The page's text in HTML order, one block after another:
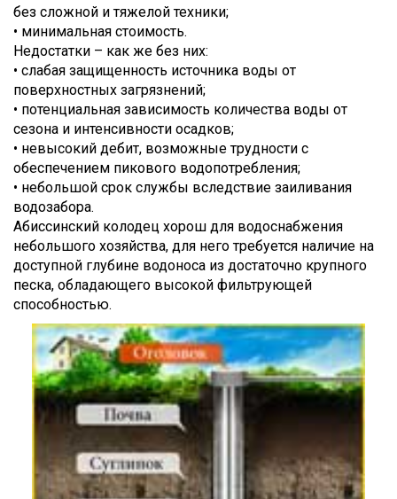
без сложной и тяжелой техники;
• минимальная стоимость.
Недостатки – как же без них:
• слабая защищенность источника воды от
поверхностных загрязнений;
• потенциальная зависимость количества воды от
сезона и интенсивности осадков;
• невысокий дебит, возможные трудности с
обеспечением пикового водопотребления;
• небольшой срок службы вследствие заиливания
водозабора.
Абиссинский колодец хорош для водоснабжения
небольшого хозяйства, для него требуется наличие на
доступной глубине водоноса из достаточно крупного
песка, обладающего высокой фильтрующей
способностью.